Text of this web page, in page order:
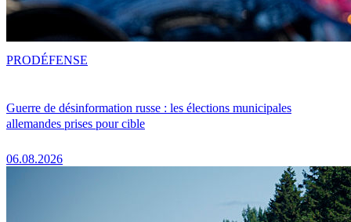
Guerre de désinformation russe : les élections municipales
allemandes prises pour cible
06.08.2026
PRODÉFENSE